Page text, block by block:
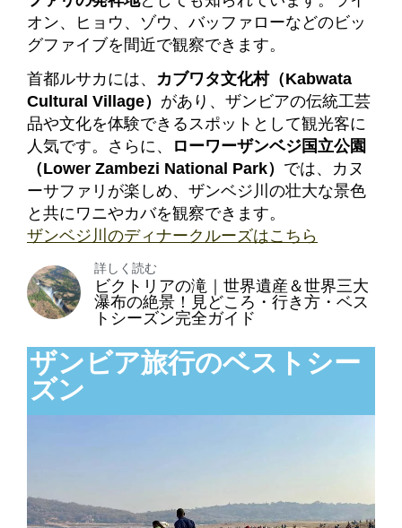
オン、ヒョウ、ゾウ、バッファローなどのビッ
グファイブを間近で観察できます。
首都ルサカには、 カブワタ文化村（Kabwata
Cultural Village） があり、ザンビアの伝統工芸
品や文化を体験できるスポットとして観光客に
人気です。さらに、
ローワーザンベジ国立公園
（Lower Zambezi National Park） では、カヌ
ーサファリが楽しめ、ザンベジ川の壮大な景色
と共にワニやカバを観察できます。
ザンベジ川のディナークルーズはこちら
詳しく読む
ビクトリアの滝｜世界遺産＆世界三大
瀑布の絶景！見どころ・行き方・ベス
トシーズン完全ガイド
ザンビア旅行のベストシー
ズン